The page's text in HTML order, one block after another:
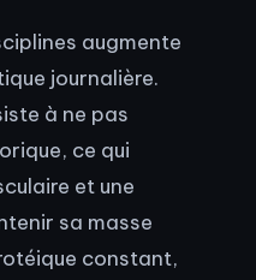
augmente
journalière.
à ne pas
ce qui
et une
sa masse
constant,